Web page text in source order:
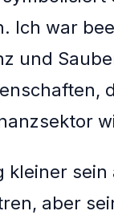
Ich war
und
kleiner sein
aber